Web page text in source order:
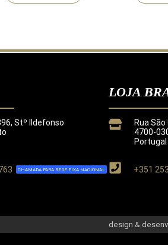
Stº Ildefonso
CHAMADA PARA REDE FIXA NACIONAL
LOJA
Rua
4700-
Portugal
+351
design &